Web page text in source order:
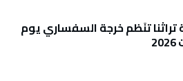
تنَظم خرجة السفساري يوم